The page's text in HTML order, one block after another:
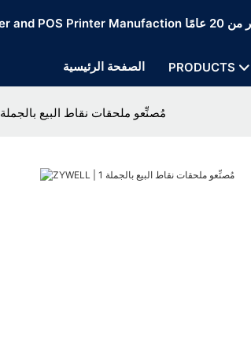
الصفحة الرئيسية PRODUCTS
ZYWELL | مُصنِّعو ملحقات نقاط البيع بالجملة